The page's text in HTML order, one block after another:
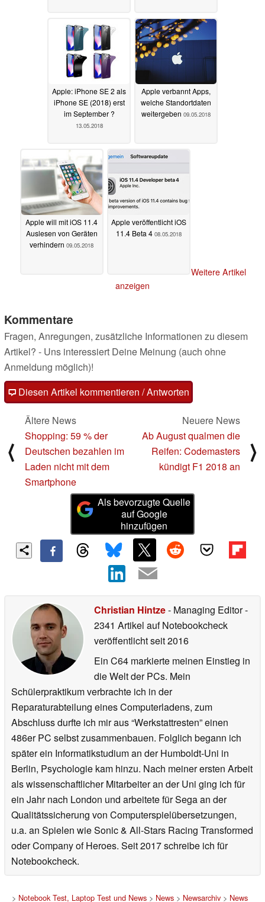
Apple: iPhone SE 2 als
iPhone SE (2018) erst
im September ?
13.05.2018
Apple verbannt Apps,
welche Standortdaten
weitergeben 09.05.2018
Apple will mit iOS 11.4
Auslesen von Geräten
verhindern 09.05.2018
Apple veröffentlicht iOS
11.4 Beta 4 08.05.2018
Weitere Artikel
anzeigen
Kommentare
Fragen, Anregungen, zusätzliche Informationen zu diesem
Artikel? - Uns interessiert Deine Meinung (auch ohne
Anmeldung möglich)!
Diesen Artikel kommentieren / Antworten
⟨
Ältere News
Shopping: 59 % der
Deutschen bezahlen im
Laden nicht mit dem
Smartphone
Neuere News
Ab August qualmen die
Reifen: Codemasters
kündigt F1 2018 an
⟩
Als bevorzugte Quelle
auf Google
hinzufügen
Christian Hintze- Managing Editor-
2341 Artikel auf Notebookcheck
veröffentlichtseit 2016
Ein C64 markierte meinen Einstieg in
die Welt der PCs. Mein
Schülerpraktikum verbrachte ich in der
Reparaturabteilung eines Computerladens, zum
Abschluss durfte ich mir aus “Werkstattresten” einen
486er PC selbst zusammenbauen. Folglich begann ich
später ein Informatikstudium an der Humboldt-Uni in
Berlin, Psychologie kam hinzu. Nach meiner ersten Arbeit
als wissenschaftlicher Mitarbeiter an der Uni ging ich für
ein Jahr nach London und arbeitete für Sega an der
Qualitätssicherung von Computerspielübersetzungen,
u.a. an Spielen wie Sonic & All-Stars Racing Transformed
oder Company of Heroes. Seit 2017 schreibe ich für
Notebookcheck.
> Notebook Test, Laptop Test und News> News> Newsarchiv> News